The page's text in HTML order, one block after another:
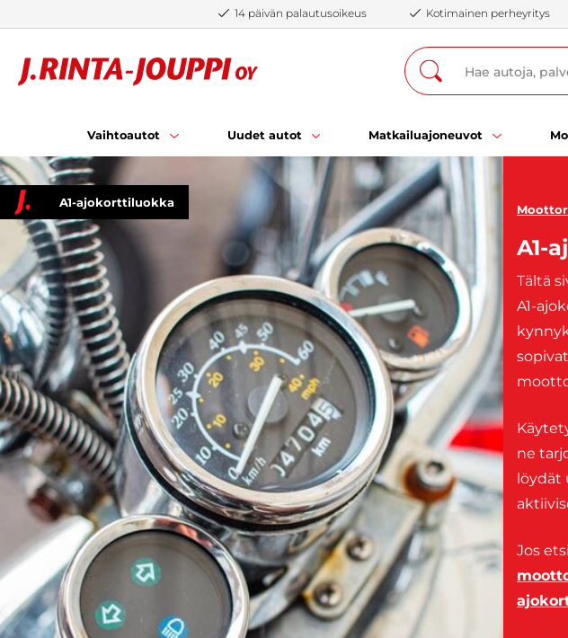
14 päivän palautusoikeus Kotimainen perheyritys
Vaihtoautot Uudet autot Matkailuajoneuvot
A1-ajokorttiluokka
A1-
Tältä
A1-
ne
löydät
Jos